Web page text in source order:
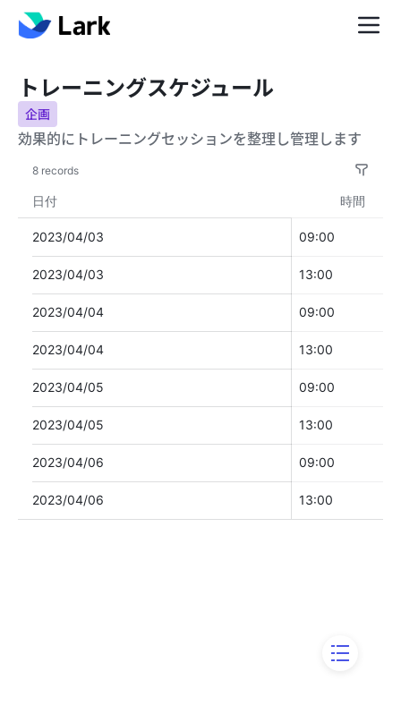
トレーニングスケジュール
企画
効果的にトレーニングセッションを整理し管理します